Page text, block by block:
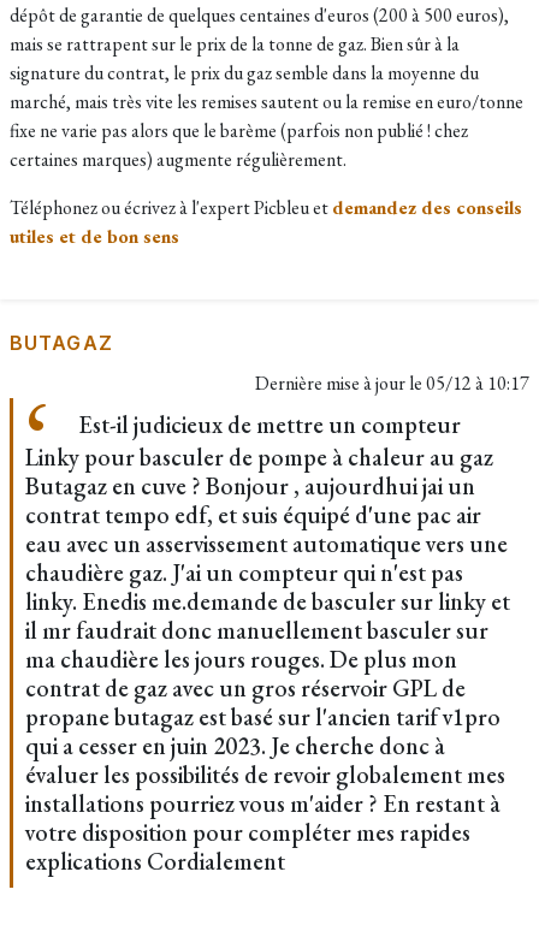
dépôt de garantie de quelques centaines d'euros (200 à 500 euros),
mais se rattrapent sur le prix de la tonne de gaz. Bien sûr à la
signature du contrat, le prix du gaz semble dans la moyenne du
marché, mais très vite les remises sautent ou la remise en euro/tonne
fixe ne varie pas alors que le barème (parfois non publié ! chez
certaines marques) augmente régulièrement.
Téléphonez ou écrivez à l'expert Picbleu etdemandez des conseils
utiles et de bon sens
BUTAGAZ
Dernière mise à jour le05/12 à 10:17
Est-il judicieux de mettre un compteur
Linky pour basculer de pompe à chaleur au gaz
Butagaz en cuve ? Bonjour , aujourdhui jai un
contrat tempo edf, et suis équipé d'une pac air
eau avec un asservissement automatique vers une
chaudière gaz. J'ai un compteur qui n'est pas
linky. Enedis me.demande de basculer sur linky et
il mr faudrait donc manuellement basculer sur
ma chaudière les jours rouges. De plus mon
contrat de gaz avec un gros réservoir GPL de
propane butagaz est basé sur l'ancien tarif v1pro
qui a cesser en juin 2023. Je cherche donc à
évaluer les possibilités de revoir globalement mes
installations pourriez vous m'aider ? En restant à
votre disposition pour compléter mes rapides
explications Cordialement